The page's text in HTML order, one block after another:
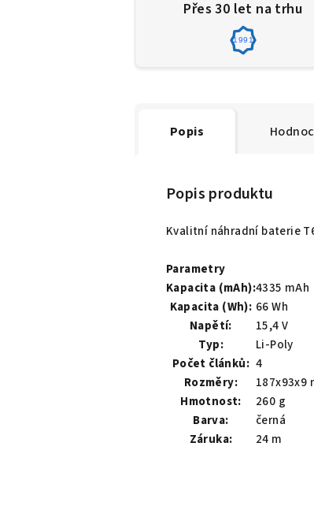
Přes 30 let na trhu
1991
Popis
Popis produktu
Kvalitní náhradní baterie
Parametry
Kapacita (mAh):4335 mAh
Kapacita (Wh): 66 Wh
Napětí:
15,4 V
Typ:
Li-Poly
Počet článků: 4
Rozměry:
187x93x9
Hmotnost:
260 g
Barva:
černá
Záruka:
24 m